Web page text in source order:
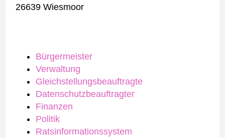
Bürgermeister
Verwaltung
Gleichstellungsbeauftragte
Datenschutzbeauftragter
Finanzen
Politik
Ratsinformationssystem
26639 Wiesmoor